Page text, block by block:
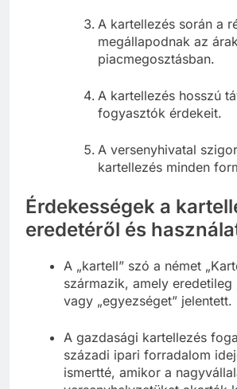
A kartellezés során a
megállapodnak az
piacmegosztásban.
A kartellezés hosszú
fogyasztók érdekeit.
A versenyhivatal
kartellezés minden
Érdekességek a
eredetéről és
A „kartell” szó a német
származik, amely eredetileg
vagy „egyezséget” jelentett.
A gazdasági kartellezés
századi ipari forradalom
ismertté, amikor a